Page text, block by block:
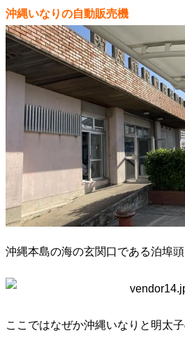
沖縄いなりの自動販売機
沖縄本島の海の玄関口である泊埠頭
ここではなぜか沖縄いなりと明太